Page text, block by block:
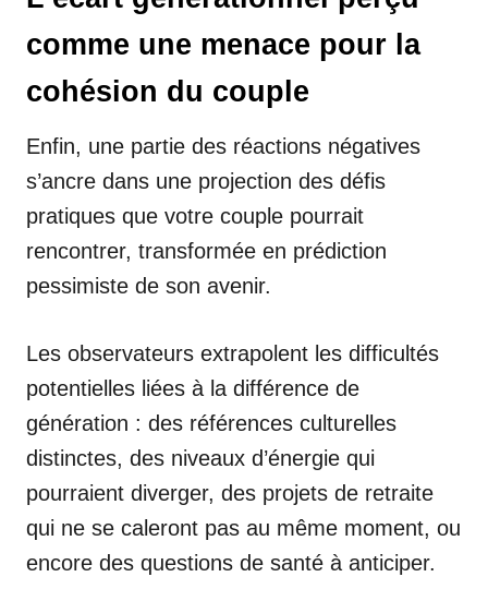
comme une menace pour la
cohésion du couple
Enfin, une partie des réactions négatives
s’ancre dans une projection des défis
pratiques que votre couple pourrait
rencontrer, transformée en prédiction
pessimiste de son avenir.
Les observateurs extrapolent les difficultés
potentielles liées à la différence de
génération : des références culturelles
distinctes, des niveaux d’énergie qui
pourraient diverger, des projets de retraite
qui ne se caleront pas au même moment, ou
encore des questions de santé à anticiper.